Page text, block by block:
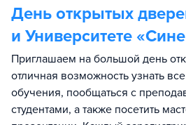
День открытых
и Университете
Приглашаем на большой день
отличная возможность узнать
обучения, пообщаться с
студентами, а также посетить